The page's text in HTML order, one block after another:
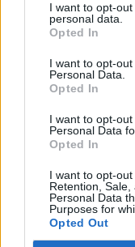
I want to opt-
personal data.
Opted In
I want to opt-
Personal Data.
Opted In
I want to opt-
Personal Data
Opted In
I want to opt-out
Retention,
Personal Data
Purposes for
Opted Out